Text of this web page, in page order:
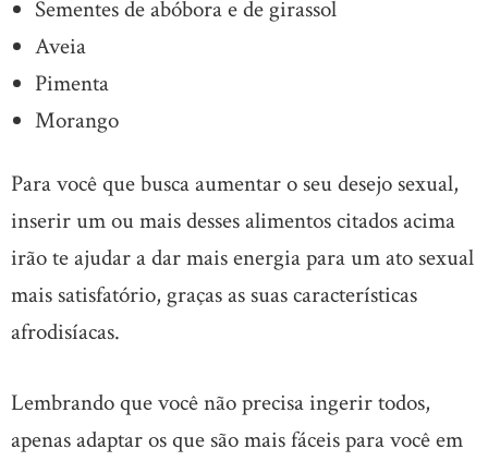
Sementes de abóbora e de girassol
Aveia
Pimenta
Morango
Para você que busca aumentar o seu desejo sexual,
inserir um ou mais desses alimentos citados acima
irão te ajudar a dar mais energia para um ato sexual
mais satisfatório, graças as suas características
afrodisíacas.
Lembrando que você não precisa ingerir todos,
apenas adaptar os que são mais fáceis para você em